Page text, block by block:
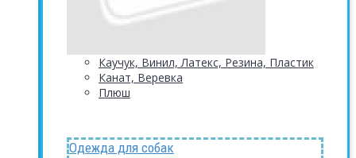
Каучук, Винил, Латекс, Резина, Пластик
Канат, Веревка
Плюш
Одежда для собак